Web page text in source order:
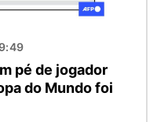
pé de jogador
do Mundo foi